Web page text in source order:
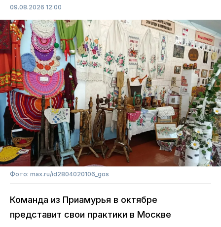
09.08.2026 12:00
Фото: max.ru/id2804020106_gos
Команда из Приамурья в октябре
представит свои практики в Москве